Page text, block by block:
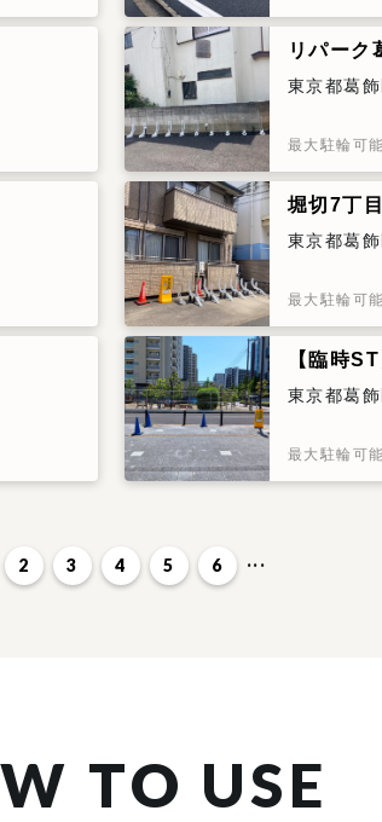
リパーク
東京都葛
最大駐輪可
堀切7丁
東京都葛
最大駐輪可
【臨時
東京都葛
最大駐輪可
2 3 4 5 6
TO USE